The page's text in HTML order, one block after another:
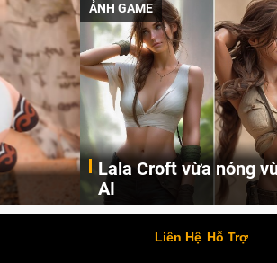
ẢNH GAME
Lala Croft vừa nóng vừa xinh
Liên Hệ Hỗ Trợ